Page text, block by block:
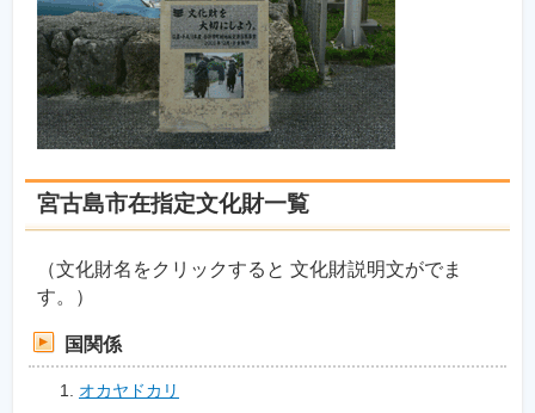
宮古島市在指定文化財一覧
（文化財名をクリックすると 文化財説明文がでま
す。）
国関係
オカヤドカリ